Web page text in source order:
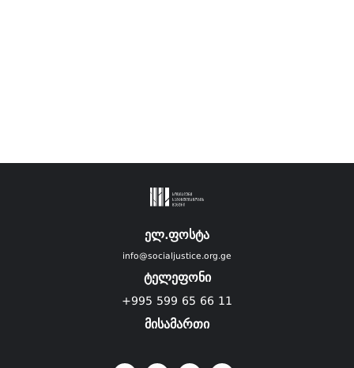
ელ.ფოსტა
info@socialjustice.org.ge
ტელეფონი
+995 599 65 66 11
მისამართი